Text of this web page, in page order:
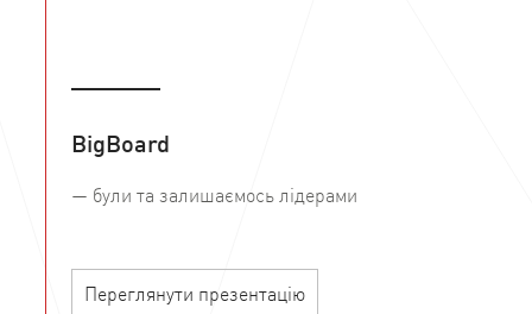
BigBoard
— були та залишаємось лідерами
Переглянути презентацію